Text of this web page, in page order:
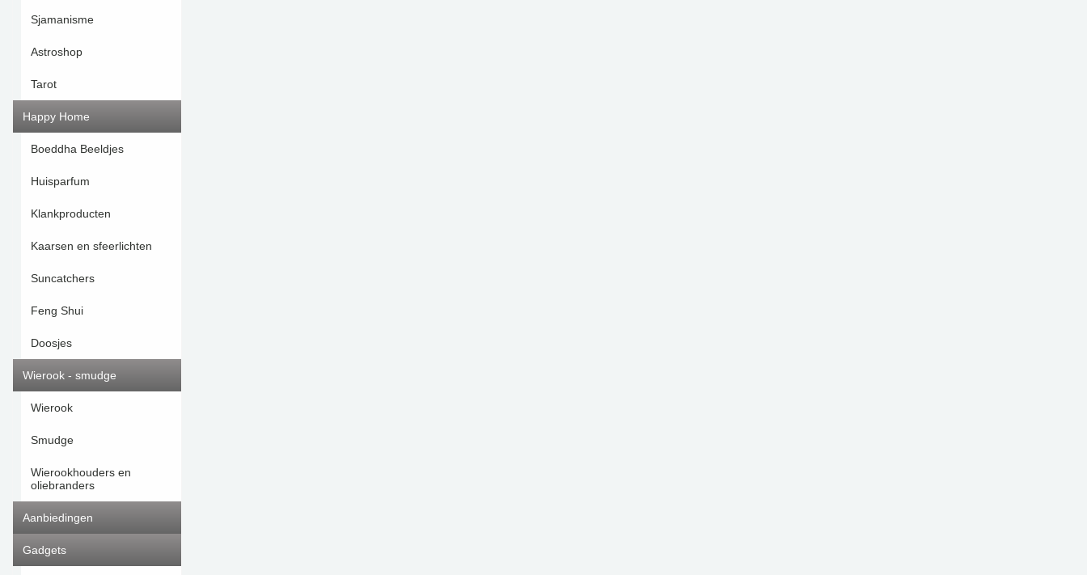
Sjamanisme
Astroshop
Tarot
Happy Home
Boeddha Beeldjes
Huisparfum
Klankproducten
Kaarsen en sfeerlichten
Suncatchers
Feng Shui
Doosjes
Wierook - smudge
Wierook
Smudge
Wierookhouders en
oliebranders
Aanbiedingen
Gadgets